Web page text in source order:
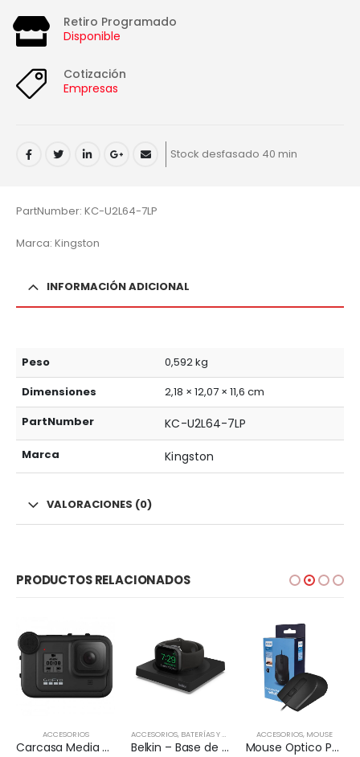
Retiro Programado
Disponible
Cotización
Empresas
Stock desfasado 40 min
PartNumber: KC-U2L64-7LP
Marca: Kingston
INFORMACIÓN ADICIONAL
Peso
0,592 kg
Dimensiones
2,18 × 12,07 × 11,6 cm
PartNumber
KC-U2L64-7LP
Marca Kingston
VALORACIONES (0)
PRODUCTOS RELACIONADOS
ACCESORIOS
Carcasa Media MOD Para HERO8 Black GOPRO
ACCESORIOS, BATERÍAS Y CARGADORES
Belkin – Base de carga inalámbrica – Fast Charge – negro – para Apple Watch
ACCESORIOS, MOUSE
Mouse Optico Philips Cableado SPK7104